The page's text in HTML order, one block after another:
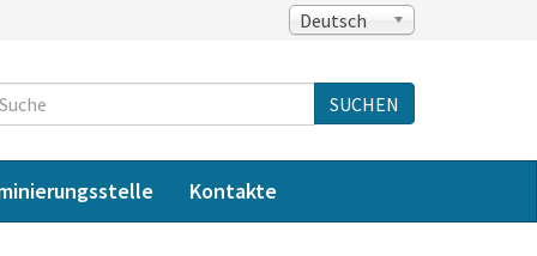
Deutsch
Suche
SUCHEN
Kontakte